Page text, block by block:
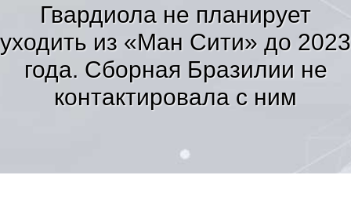
Гвардиола не планирует
уходить из «Ман Сити» до 2023
года. Сборная Бразилии не
контактировала с ним
Тренды новостей»
Рубрики »